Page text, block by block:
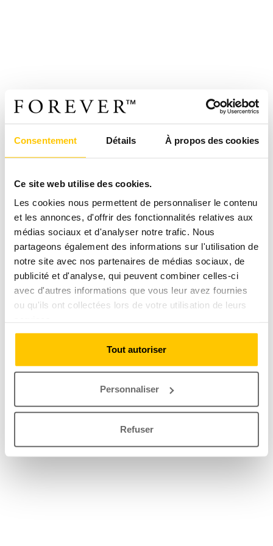
Consentement Détails À propos des cookies
Ce site web utilise des cookies.
Les cookies nous permettent de personnaliser le contenu
et les annonces, d'offrir des fonctionnalités relatives aux
médias sociaux et d'analyser notre trafic. Nous
partageons également des informations sur l'utilisation de
notre site avec nos partenaires de médias sociaux, de
publicité et d'analyse, qui peuvent combiner celles-ci
avec d'autres informations que vous leur avez fournies
ou qu'ils ont collectées lors de votre utilisation de leurs
Tout autoriser
Personnaliser
Refuser